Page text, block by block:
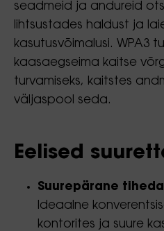
seadmeid ja andureid
lihtsustades haldust ja
kasutusvõimalusi. WPA3
kaasaegseima kaitse
turvamiseks, kaitstes
väljaspool seda.
Eelised
Suurepärane
Ideaalne
kontorites ja suure